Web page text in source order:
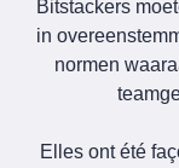
Bitstackers
in
normen
Elles ont été